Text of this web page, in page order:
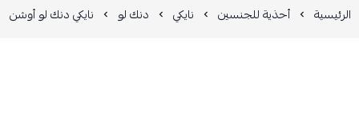
الرئيسية أحذية للجنسين نايكي دنك لو نايكي دنك لو أوشن